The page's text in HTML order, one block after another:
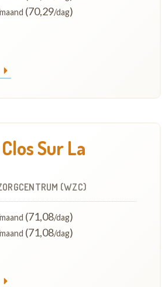
(70,29/dag)
Sur La
(WZC)
(71,08/dag)
(71,08/dag)